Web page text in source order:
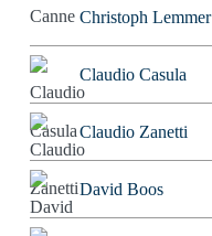
Christoph Lemmer
Claudio Casula
Claudio Zanetti
David Boos